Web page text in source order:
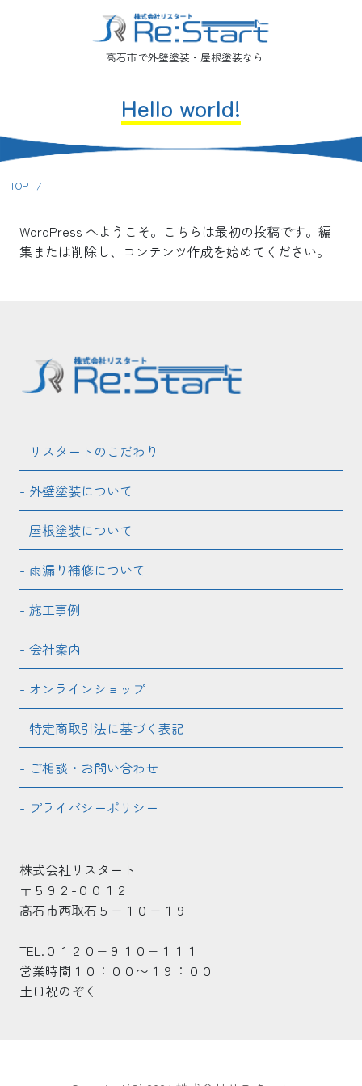
高石市で外壁塗装・屋根塗装なら
Hello world!
TOP /
WordPress へようこそ。こちらは最初の投稿です。編
集または削除し、コンテンツ作成を始めてください。
リスタートのこだわり
外壁塗装について
屋根塗装について
雨漏り補修について
施工事例
会社案内
オンラインショップ
特定商取引法に基づく表記
ご相談・お問い合わせ
プライバシーポリシー
株式会社リスタート
〒５９２-００１２
高石市西取石５ー１０ー１９
TEL.０１２０−９１０−１１１
営業時間１０：００〜１９：００
土日祝のぞく